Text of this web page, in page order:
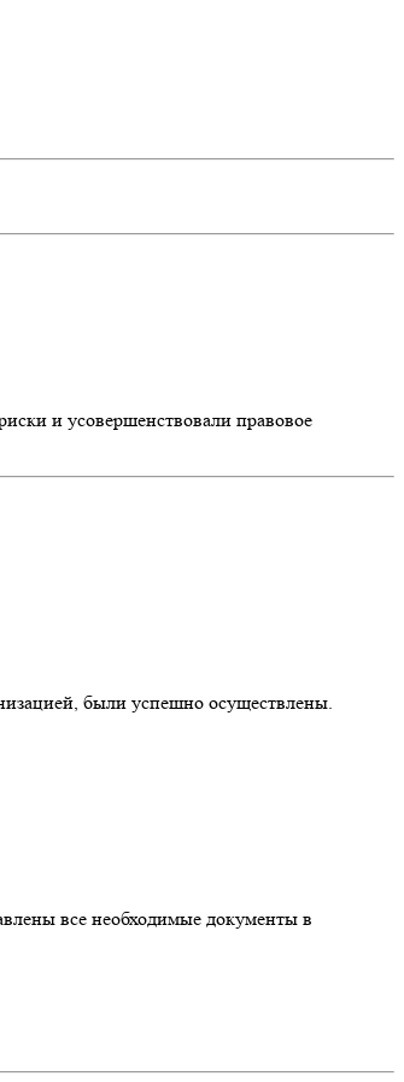
и усовершенствовали правовое
были успешно осуществлены.
все необходимые документы в